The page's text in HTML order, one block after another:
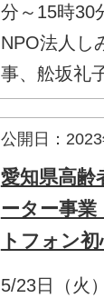
分～15時30
NPO法人し
事、舩坂礼
公開日：
愛知県高齢
ーター事業
トフォン初
5/23日（火